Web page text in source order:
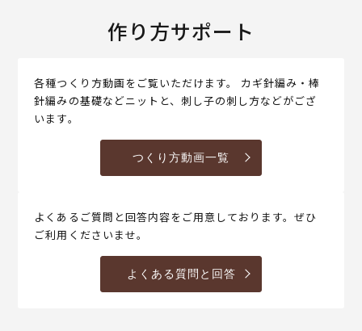
作り方サポート
各種つくり方動画をご覧いただけます。 カギ針編み・棒
針編みの基礎などニットと、刺し子の刺し方などがござ
います。
つくり方動画一覧
よくあるご質問と回答内容をご用意しております。ぜひ
ご利用くださいませ。
よくある質問と回答